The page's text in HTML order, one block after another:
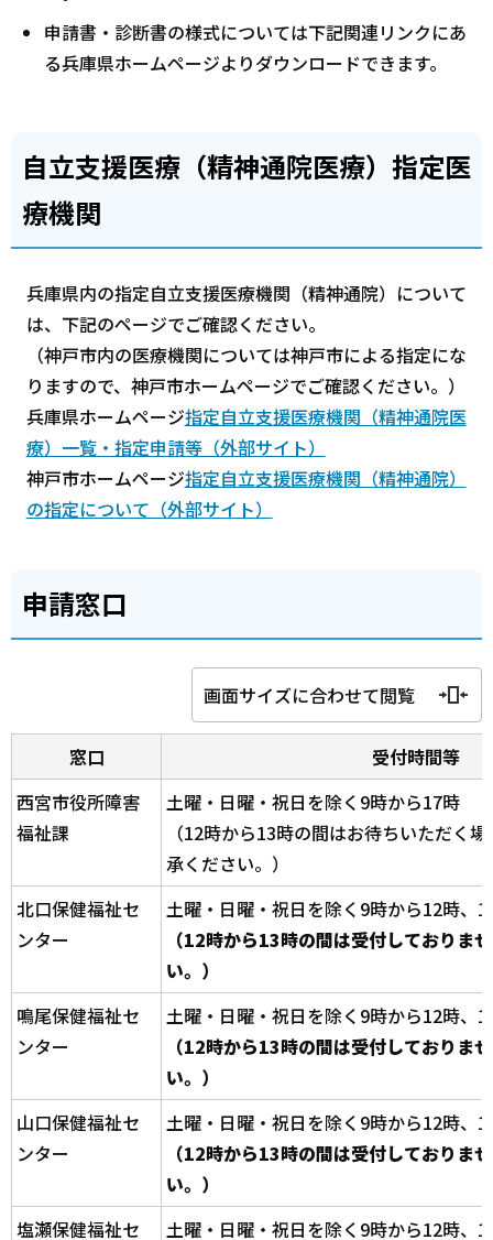
申請書・診断書の様式については下記関連リンクにあ
る兵庫県ホームページよりダウンロードできます。
自立支援医療（精神通院医療）指定医
療機関
兵庫県内の指定自立支援医療機関（精神通院）について
は、下記のページでご確認ください。
（神戸市内の医療機関については神戸市による指定にな
りますので、神戸市ホームページでご確認ください。）
兵庫県ホームページ指定自立支援医療機関（精神通院医
療）一覧・指定申請等（外部サイト）
神戸市ホームページ指定自立支援医療機関（精神通院）
の指定について（外部サイト）
申請窓口
画面サイズに合わせて閲覧
窓口
受付時間等
西宮市役所障害
福祉課
土曜・日曜・祝日を除く9時から17時
（12時から13時の間はお待ちいただく
承ください。）
北口保健福祉セ
ンター
土曜・日曜・祝日を除く9時から12時、
（12時から13時の間は受付しておりま
い。）
鳴尾保健福祉セ
ンター
土曜・日曜・祝日を除く9時から12時、
（12時から13時の間は受付しておりま
い。）
山口保健福祉セ
ンター
土曜・日曜・祝日を除く9時から12時、
（12時から13時の間は受付しておりま
い。）
塩瀬保健福祉セ
土曜・日曜・祝日を除く9時から12時、